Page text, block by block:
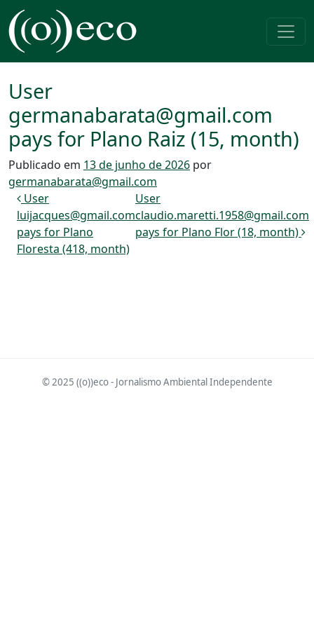
Pular para o conteúdo
Navegação principal
User
germanabarata@gmail.com
pays for Plano Raiz (15, month)
Publicado em 13 de junho de 2026 por
germanabarata@gmail.com
Navegação de post
User
luijacques@gmail.com
pays for Plano
Floresta (418, month)
User
claudio.maretti.1958@gmail.com
pays for Plano Flor (18, month)
© 2025 ((o))eco - Jornalismo Ambiental Independente